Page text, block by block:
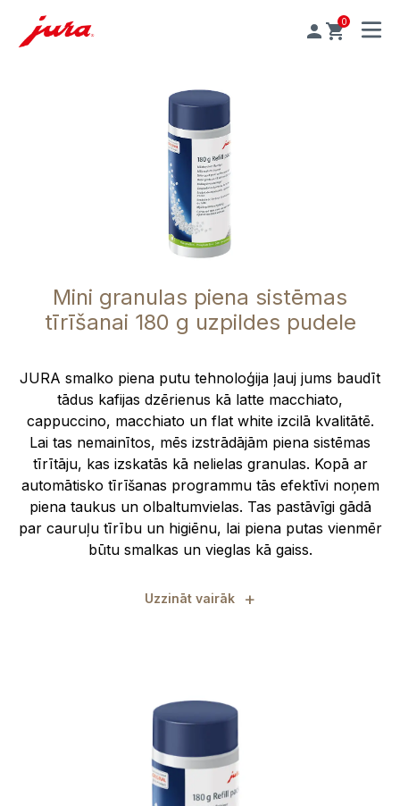
0
MENU
Mini granulas piena sistēmas
tīrīšanai 180 g uzpildes pudele
JURA smalko piena putu tehnoloģija ļauj jums baudīt
tādus kafijas dzērienus kā latte macchiato,
cappuccino, macchiato un flat white izcilā kvalitātē.
Lai tas nemainītos, mēs izstrādājām piena sistēmas
tīrītāju, kas izskatās kā nelielas granulas. Kopā ar
automātisko tīrīšanas programmu tās efektīvi noņem
piena taukus un olbaltumvielas. Tas pastāvīgi gādā
par cauruļu tīrību un higiēnu, lai piena putas vienmēr
būtu smalkas un vieglas kā gaiss.
Uzzināt vairāk +